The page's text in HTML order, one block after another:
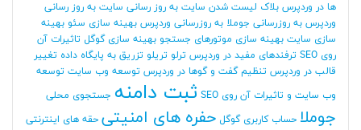
ها در وردپرس بلاک لیست شدن سایت به روز رسانی سایت به روز رسانی
وردپرس به روزرسانی جوملا به روزرسانی وردپرس بهینه سازی سئو بهینه
سازی سایت بهینه سازی موتورهای جستجو بهینه سازی گوگل تاثیرات آن
روی SEO
ترفندهای مفید در وردپرس ترلو تریلو تزریق به پایگاه داده تغییر
قالب در وردپرس تنظیم گفت و گوها در وردپرس توسعه وب سایت توسعه
وب سایت و تاثیرات آن روی SEO
ثبت دامنه جستجوی محلی
جوملا حساب کاربری گوگل حفره های امنیتی حقه های اینترنتی